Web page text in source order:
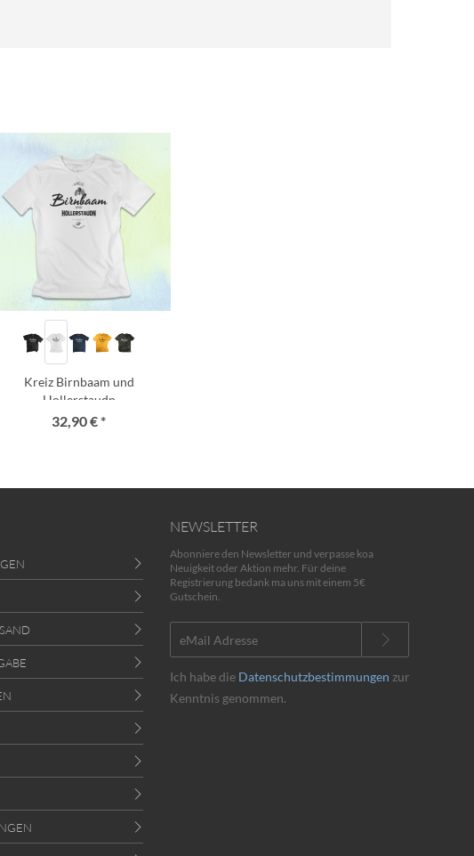
Kreiz Birnbaam und
Hollerstaudn
32,90 € *
NEWSLETTER
Abonniere den Newsletter und verpasse koa
Neuigkeit oder Aktion mehr. Für deine
Registrierung bedank ma uns mit einem 5€
Gutschein.
Ich habe die Datenschutzbestimmungen zur
Kenntnis genommen.